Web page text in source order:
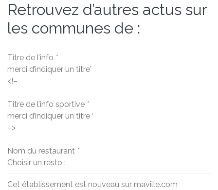
Retrouvez d’autres actus sur
les communes de :
Titre de l’info *
merci d’indiquer un titre’
<!–
Titre de l’info sportive *
merci d’indiquer un titre ‘
–>
Nom du restaurant *
Choisir un resto :
Cet établissement est nouveau sur maville.com